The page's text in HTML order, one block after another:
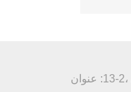
عنوان :